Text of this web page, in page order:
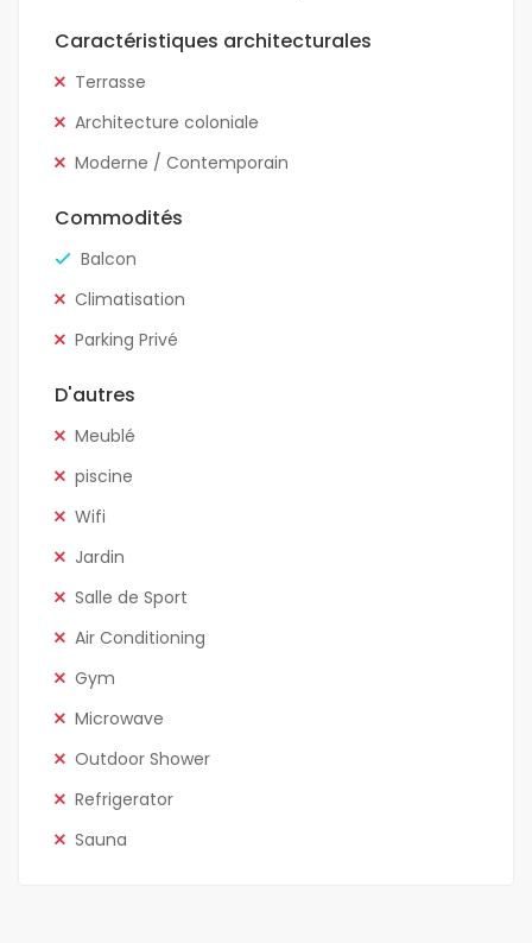
Caractéristiques architecturales
Terrasse
Architecture coloniale
Moderne / Contemporain
Commodités
Balcon
Climatisation
Parking Privé
D'autres
Meublé
piscine
Wifi
Jardin
Salle de Sport
Air Conditioning
Gym
Microwave
Outdoor Shower
Refrigerator
Sauna